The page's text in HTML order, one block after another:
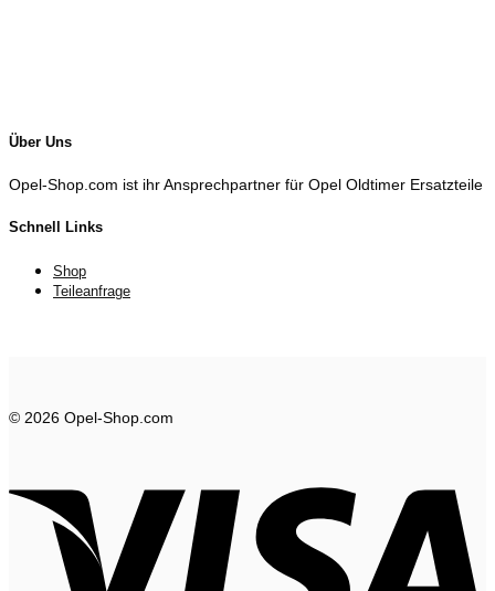
Über Uns
Opel-Shop.com ist ihr Ansprechpartner für Opel Oldtimer Ersatzteile
Schnell Links
Shop
Teileanfrage
© 2026 Opel-Shop.com